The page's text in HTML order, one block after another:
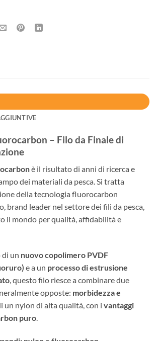
– Filo da Finale di
è il risultato di anni di ricerca e
dei materiali da pesca. Si tratta
della tecnologia fluorocarbon
brand leader nel settore dei fili da pesca,
il mondo per qualità, affidabilità e
di un nuovo copolimero PVDF
e a un processo di estrusione
, questo filo riesce a combinare due
opposte: morbidezza e
un nylon di alta qualità, con i vantaggi
puro.